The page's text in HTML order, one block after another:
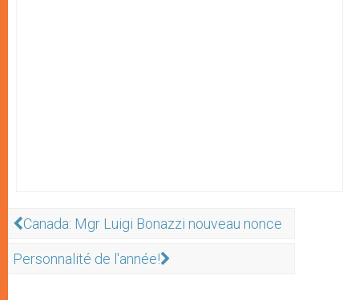
Canada: Mgr Luigi Bonazzi nouveau nonce
Personnalité de l'année!